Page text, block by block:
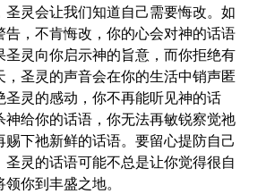
灵会让我们知道自己需要悔改。如
告，不肯悔改，你的心会对神的话语
圣灵向你启示神的旨意，而你拒绝有
，圣灵的声音会在你的生活中销声匿
圣灵的感动，你不再能听见神的话
神给你的话语，你无法再敏锐察觉祂
赐下祂新鲜的话语。要留心提防自己
灵的话语可能不总是让你觉得很自
你到丰盛之地。